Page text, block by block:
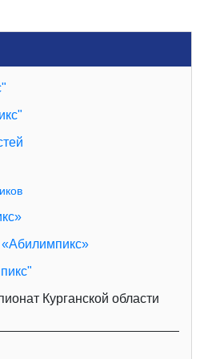
Курганской области